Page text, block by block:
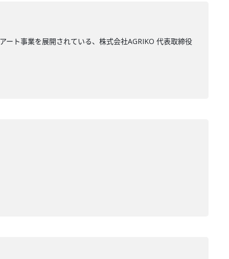
ト事業を展開されている、株式会社AGRIKO 代表取締役